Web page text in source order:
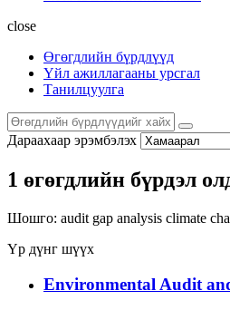
close
Өгөгдлийн бүрдлүүд
Үйл ажиллагааны урсгал
Танилцуулга
Дараахаар эрэмбэлэх
1 өгөгдлийн бүрдэл
Шошго: audit gap analysis climate
Үр дүнг шүүх
Environmental Audit